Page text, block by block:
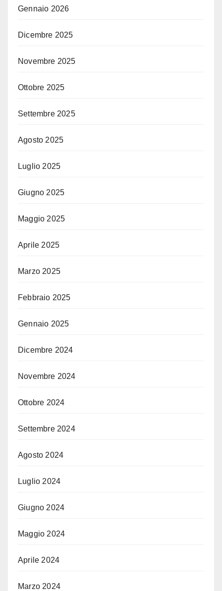
Gennaio 2026
Dicembre 2025
Novembre 2025
Ottobre 2025
Settembre 2025
Agosto 2025
Luglio 2025
Giugno 2025
Maggio 2025
Aprile 2025
Marzo 2025
Febbraio 2025
Gennaio 2025
Dicembre 2024
Novembre 2024
Ottobre 2024
Settembre 2024
Agosto 2024
Luglio 2024
Giugno 2024
Maggio 2024
Aprile 2024
Marzo 2024